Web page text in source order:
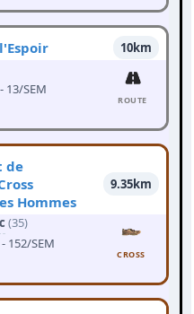
10km
13/SEM
ROUTE
de
Hommes
9.35km
(35)
152/SEM
CROSS